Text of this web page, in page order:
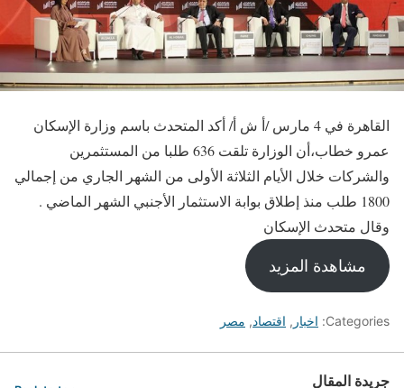
القاهرة في 4 مارس /أ ش أ/ أكد المتحدث باسم وزارة الإسكان
عمرو خطاب،أن الوزارة تلقت 636 طلبا من المستثمرين
والشركات خلال الأيام الثلاثة الأولى من الشهر الجاري من إجمالي
1800 طلب منذ إطلاق بوابة الاستثمار الأجنبي الشهر الماضي .
وقال متحدث الإسكان
مشاهدة المزيد
Categories: اخبار , اقتصاد, مصر
جريدة المقال